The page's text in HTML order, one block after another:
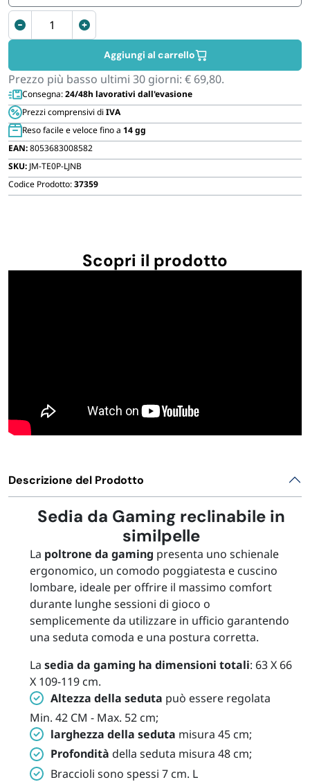
FORNITURE SETTORE HO.RE.CA
BIODEGRADABILE
Sedia
da
reclinabile
quantità
Aggiungi al carrello
Prezzo più basso ultimi 30 giorni: € 69,80.
Consegna:24/48h lavorativi dall'evasione
Prezzi comprensivi di IVA
Reso facile e veloce fino a 14 gg
EAN:8053683008582
SKU: JM-TE0P-LJNB
Codice Prodotto:37359
Scopri il prodotto
Descrizione del Prodotto
Sedia da Gaming reclinabile in
similpelle
La poltrone da gaming presenta uno schienale
ergonomico, un comodo poggiatesta e cuscino
lombare, ideale per offrire il massimo comfort
durante lunghe sessioni di gioco o
semplicemente da utilizzare in ufficio garantendo
una seduta comoda e una postura corretta.
La sedia da gaming ha dimensioni totali: 63 X 66
X 109-119 cm.
Altezza della seduta può essere regolata
Min. 42 CM - Max. 52 cm;
larghezza della seduta misura 45 cm;
Profondità della seduta misura 48 cm;
Braccioli sono spessi 7 cm. L